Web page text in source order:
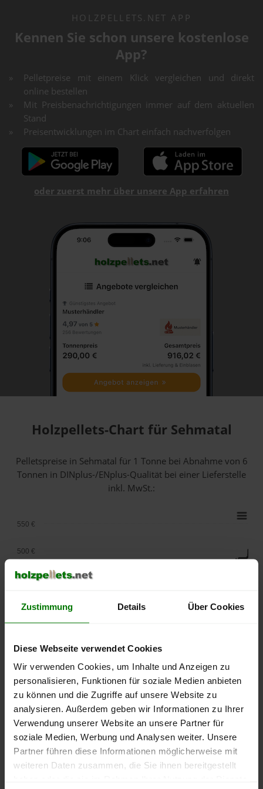
Zustimmung Details Über Cookies
Diese Webseite verwendet Cookies
Wir verwenden Cookies, um Inhalte und Anzeigen zu
personalisieren, Funktionen für soziale Medien anbieten
zu können und die Zugriffe auf unsere Website zu
analysieren. Außerdem geben wir Informationen zu Ihrer
Verwendung unserer Website an unsere Partner für
soziale Medien, Werbung und Analysen weiter. Unsere
Partner führen diese Informationen möglicherweise mit
weiteren Daten zusammen, die Sie ihnen bereitgestellt
HOLZPELLETS.NET APP
Kennen Sie schon unsere kostenlose
App?
Pelletpreise mit einem Klick vergleichen und direkt
online bestellen
Mit Preisbenachrichtigungen immer auf dem aktuellen
Stand
Preisentwicklungen im Chart einfach nachverfolgen
oder zuerst mehr über unsere App erfahren
Holzpellets-Chart für Sehmatal
Pelletspreise in Sehmatal für 1 Tonne bei Abnahmevon 6
Tonnen in DINplus-/ENplus-Qualität bei einer Lieferstelle
inkl. MwSt.:
lose Ware Sackware
September
Januar
Mai
250 €
400 €
450 €
500 €
550 €
Die aktuelle Preisentwicklung für Holzpellets in Deutschland
können Sie jederzeit auf unsererPelletspreise-Seite
nachvollziehen.